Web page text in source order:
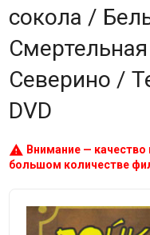
сокола /
Северино /
DVD
warning Внимание —
большом количестве